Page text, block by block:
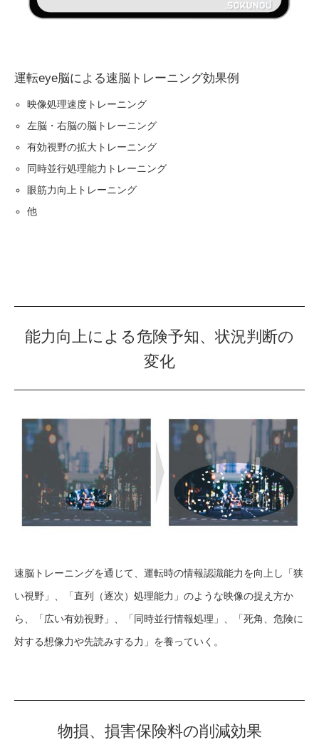
運転eye脳による速脳トレーニング効果例
映像処理速度トレーニング
左脳・右脳の脳トレーニング
有効視野の拡大トレーニング
同時並行処理能力トレーニング
眼筋力向上トレーニング
他
能力向上による危険予知、状況判断の
変化
速脳トレーニングを通じて、運転時の情報認識能力を向上し「狭
い視野」、「直列（逐次）処理能力」のような映像の捉え方か
ら、「広い有効視野」、「同時並行情報処理」、「死角、危険に
対する想像力や先読みする力」を養っていく。
物損、損害保険料の削減効果